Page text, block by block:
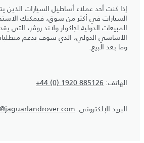
إذا كنت أحد عملاء أساطيل السيارات الذين
السيارات في أكثر من سوق، فيمكنك
المبيعات الدولية لجاكوار ولاند روڤر، التي
الأساسي الدولي، الذي سوف يدعم
وما بعد البيع.
الهاتف: +44 (0) 1920 885126
البريد الإلكتروني: